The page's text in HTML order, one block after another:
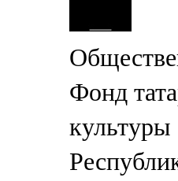
Фонд
культуры